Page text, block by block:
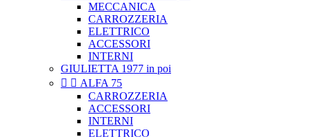
MECCANICA
CARROZZERIA
ELETTRICO
ACCESSORI
INTERNI
GIULIETTA 1977 in poi
  ALFA 75
CARROZZERIA
ACCESSORI
INTERNI
ELETTRICO